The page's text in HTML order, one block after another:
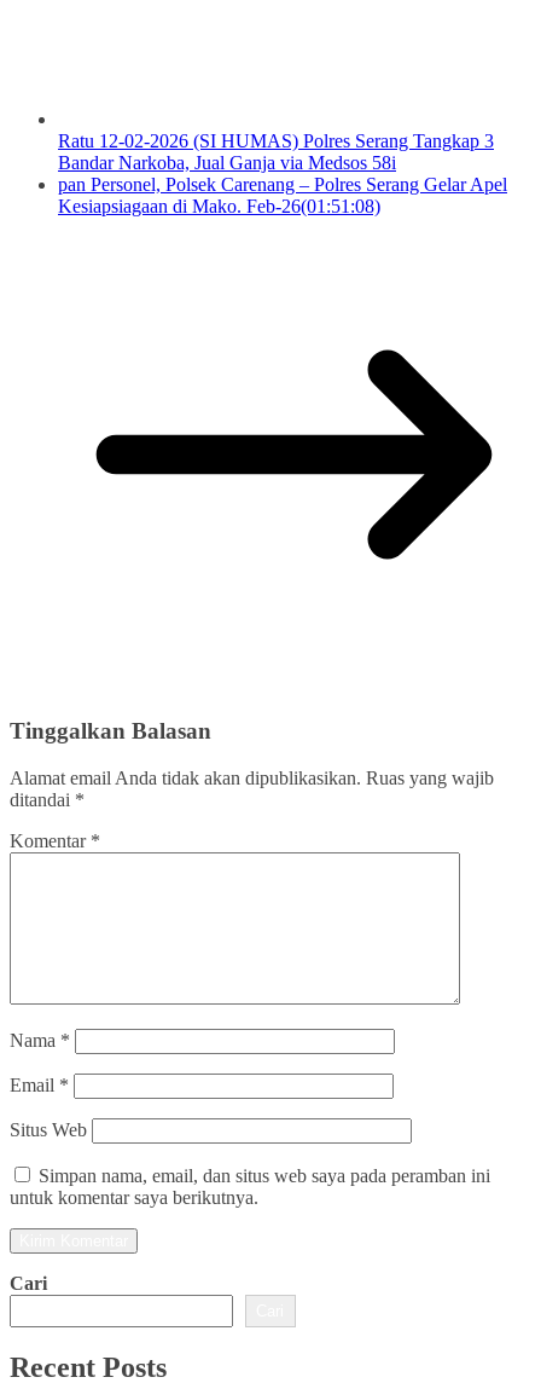
Ratu 12-02-2026 (SI HUMAS) Polres Serang Tangkap 3
Bandar Narkoba, Jual Ganja via Medsos 58i
pan Personel, Polsek Carenang – Polres Serang Gelar Apel
Kesiapsiagaan di Mako. Feb-26(01:51:08)
Tinggalkan Balasan
Alamat email Anda tidak akan dipublikasikan. Ruas yang wajib
ditandai *
Komentar *
Nama *
Email *
Situs Web
Simpan nama, email, dan situs web saya pada peramban ini
untuk komentar saya berikutnya.
Cari
Recent Posts